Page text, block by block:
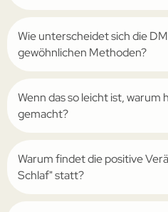
Wie unterscheidet sich die
gewöhnlichen Methoden?
Wenn das so leicht ist, warum
gemacht?
Warum findet die positive
Schlaf" statt?